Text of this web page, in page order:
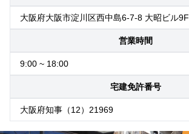
大阪府大阪市淀川区西中島6-7-8 大昭ビル9F
営業時間
9:00 ~ 18:00
宅建免許番号
大阪府知事（12）21969